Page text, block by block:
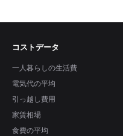
コストデータ
一人暮らしの生活費
電気代の平均
引っ越し費用
家賃相場
食費の平均